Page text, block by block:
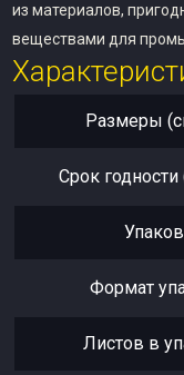
из материалов,
веществами для
Размеры
Срок
Формат
Листов в